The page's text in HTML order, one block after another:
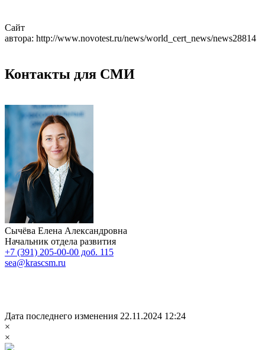
Сайт
автора: http://www.novotest.ru/news/world_cert_news/news28814
Контакты для СМИ
Сычёва Елена Александровна
Начальник отдела развития
+7 (391) 205-00-00 доб. 115
sea@krascsm.ru
Дата последнего изменения 22.11.2024 12:24
×
×